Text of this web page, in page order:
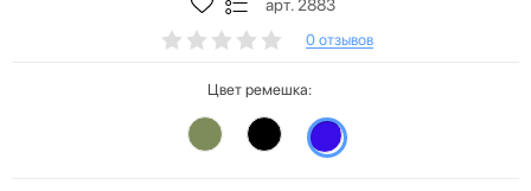
арт. 2883
0 отзывов
Цвет ремешка: